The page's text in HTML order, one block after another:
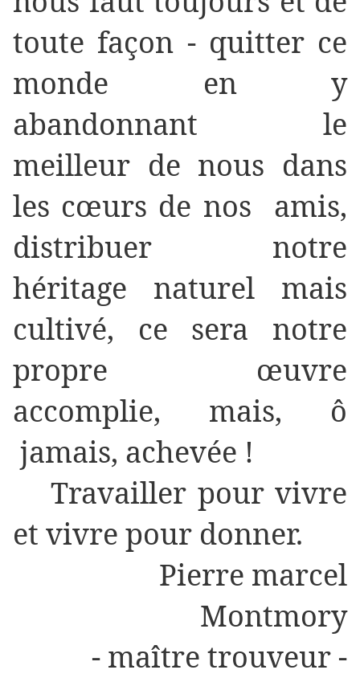
toute façon - quitter ce
monde en y
abandonnant le
meilleur de nous dans
les cœurs de nos amis,
distribuer notre
héritage naturel mais
cultivé, ce sera notre
propre œuvre
accomplie, mais, ô
jamais, achevée !
Travailler pour vivre
et vivre pour donner.
Pierre marcel
Montmory
- maître trouveur -